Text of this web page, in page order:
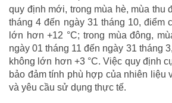
quy định mới, trong mùa hè, mùa thu
tháng 4 đến ngày 31 tháng 10, điểm
lớn hơn +12 °C; trong mùa đông,
ngày 01 tháng 11 đến ngày 31 tháng
không lớn hơn +3 °C. Việc quy định
bảo đảm tính phù hợp của nhiên liệu
và yêu cầu sử dụng thực tế.